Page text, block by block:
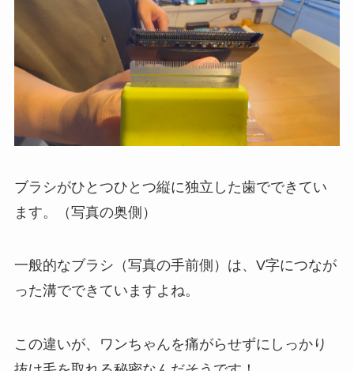
ブラシがひとつひとつ縦に独立した歯でできてい
ます。（写真の奥側）
一般的なブラシ（写真の手前側）は、V字につなが
った溝でできていますよね。
この違いが、ワンちゃんを痛がらせずにしっかり